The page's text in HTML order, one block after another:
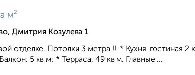
м²
Дмитрия Козулева 1
отделке. Потолки 3 метра !!! * Кухня-гостиная
5 кв м; * Терраса: 49 кв м. Главные ...